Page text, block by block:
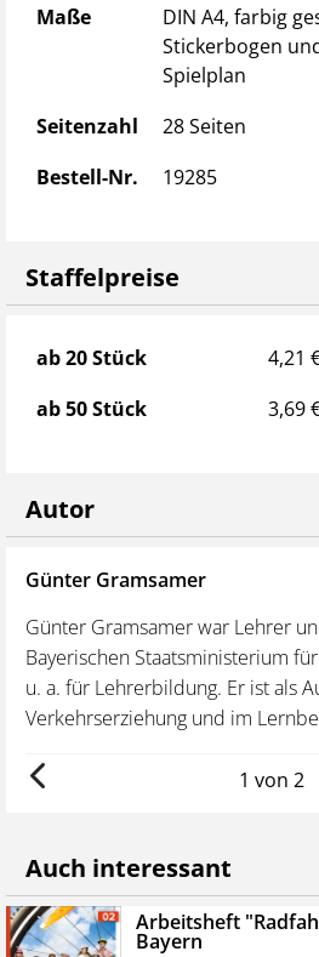
Maße
DIN A4, farbig
Stickerbogen
Spielplan
Seitenzahl
28 Seiten
Bestell-Nr.
19285
Staffelpreise
Staffelpreise
ab 20 Stück
4,21
ab 50 Stück
3,69
Autor
Günter Gramsamer
Günter Gramsamer war Lehrer
Bayerischen Staatsministerium
u. a. für Lehrerbildung. Er ist als
Verkehrserziehung und im
1 von 2
Auch interessant
Arbeitsheft
Bayern